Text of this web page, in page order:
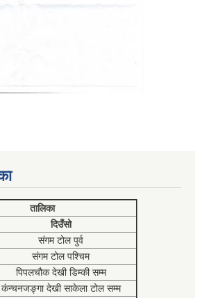
तालिका
दिउँसो
संगम टोल पुर्व
संगम टोल पश्चिम
पिपलचौक देखी डिम्की सम्म
कंन्चनजङ्गा देखी साकेला टोल सम्म